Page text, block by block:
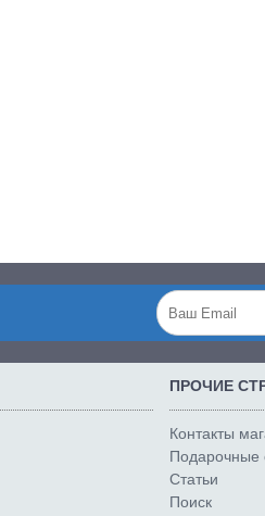
ПРОЧИЕ
Контакты
Подарочные
Статьи
Поиск